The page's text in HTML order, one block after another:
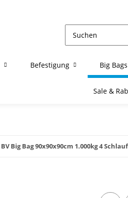
Befestigung Big Bags
Sale &
BV Big Bag 90x90x90cm 1.000kg 4